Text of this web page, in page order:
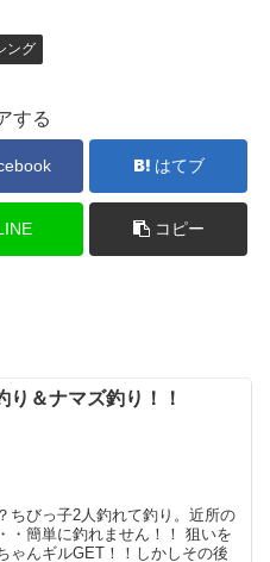
ング
する
はてブ
コピー
り＆ナマズ釣り！！
ちびっ子2人釣れて釣り。近所の
・簡単に釣れません！！ 狙いを
ゃんギルGET！！しかしその後